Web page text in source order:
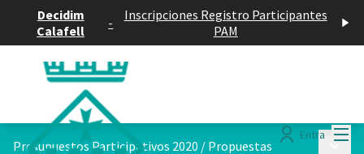
Decidim
Calafell
-
Inscripciones Registro Participantes
PAM
Entra
Presupuestos Participativos 2020 / Propuestas